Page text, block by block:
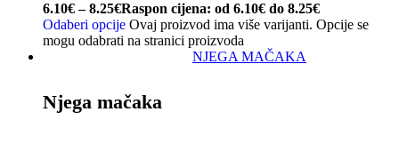
6.10€ – 8.25€Raspon cijena: od 6.10€ do 8.25€
Odaberi opcije Ovaj proizvod ima više varijanti. Opcije se
mogu odabrati na stranici proizvoda
NJEGA MAČAKA
Njega mačaka